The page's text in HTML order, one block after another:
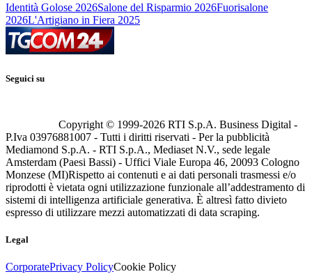
Identità Golose 2026Salone del Risparmio 2026Fuorisalone
2026L'Artigiano in Fiera 2025
Seguici su
Copyright © 1999-2026 RTI S.p.A. Business Digital -
P.Iva 03976881007 - Tutti i diritti riservati - Per la pubblicità
Mediamond S.p.A. - RTI S.p.A., Mediaset N.V., sede legale
Amsterdam (Paesi Bassi) - Uffici Viale Europa 46, 20093 Cologno
Monzese (MI)Rispetto ai contenuti e ai dati personali trasmessi e/o
riprodotti è vietata ogni utilizzazione funzionale all’addestramento di
sistemi di intelligenza artificiale generativa. È altresì fatto divieto
espresso di utilizzare mezzi automatizzati di data scraping.
Legal
CorporatePrivacy PolicyCookie Policy